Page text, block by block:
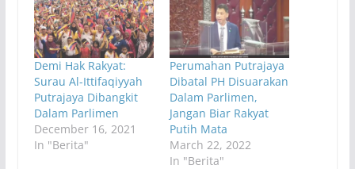
Demi Hak Rakyat:
Surau Al-Ittifaqiyyah
Putrajaya Dibangkit
Dalam Parlimen
December 16, 2021
In "Berita"
Perumahan Putrajaya
Dibatal PH Disuarakan
Dalam Parlimen,
Jangan Biar Rakyat
Putih Mata
March 22, 2022
In "Berita"